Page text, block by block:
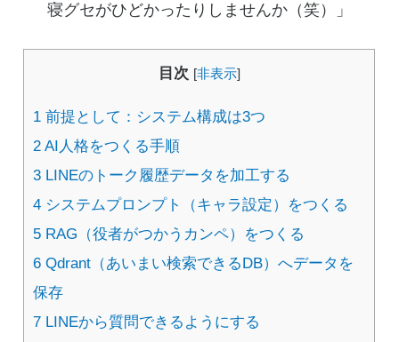
寝グセがひどかったりしませんか（笑）」
目次 [非表示]
1 前提として：システム構成は3つ
2 AI人格をつくる手順
3 LINEのトーク履歴データを加工する
4 システムプロンプト（キャラ設定）をつくる
5 RAG（役者がつかうカンペ）をつくる
6 Qdrant（あいまい検索できるDB）へデータを
保存
7 LINEから質問できるようにする